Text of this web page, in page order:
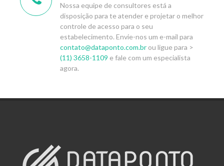
Nossa equipe de consultores está a
disposição para te atender e projetar o melhor
controle de acesso para o seu
estabelecimento. Envie-nos um e-mail para
contato@dataponto.com.br ou ligue para >
(11) 3658-1109 e fale com um especialista
agora.